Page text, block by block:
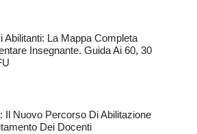
Abilitanti: La Mappa Completa
Insegnante. Guida Ai 60, 30
Il Nuovo Percorso Di Abilitazione
Dei Docenti